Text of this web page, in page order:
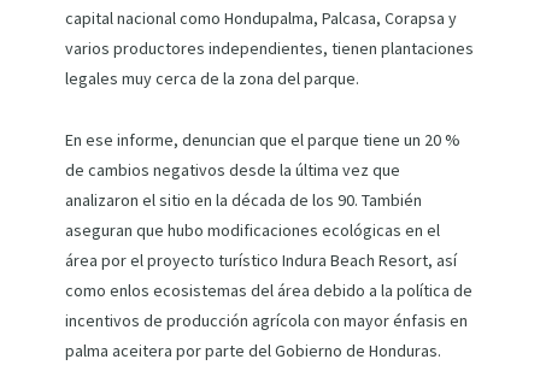
capital nacional como Hondupalma, Palcasa, Corapsa y
varios productores independientes, tienen plantaciones
legales muy cerca de la zona del parque.
En ese informe, denuncian que el parque tiene un 20 %
de cambios negativos desde la última vez que
analizaron el sitio en la década de los 90. También
aseguran que hubo modificaciones ecológicas en el
área por el proyecto turístico Indura Beach Resort, así
como enlos ecosistemas del área debido a la política de
incentivos de producción agrícola con mayor énfasis en
palma aceitera por parte del Gobierno de Honduras.